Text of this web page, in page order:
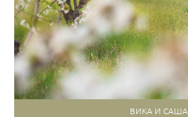
ВИКА И САША